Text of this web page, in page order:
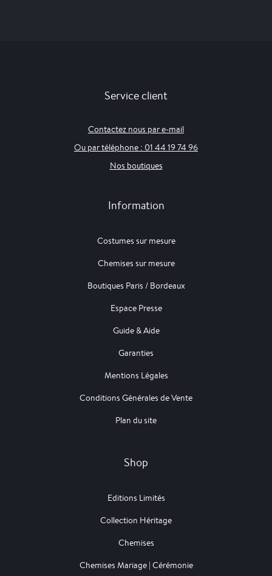
Service client
Contactez nous par e-mail
Ou par téléphone : 01 44 19 74 96
Nos boutiques
Information
Costumes sur mesure
Chemises sur mesure
Boutiques Paris / Bordeaux
Espace Presse
Guide & Aide
Garanties
Mentions Légales
Conditions Générales de Vente
Plan du site
Shop
Editions Limités
Collection Héritage
Chemises
Chemises Mariage | Cérémonie